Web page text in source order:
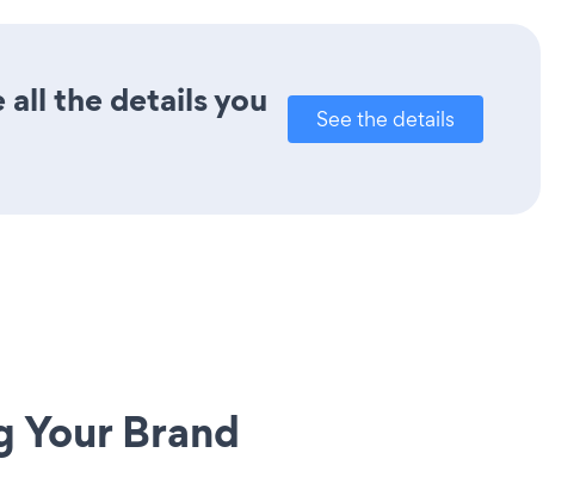
all the details you
See the details
Your Brand